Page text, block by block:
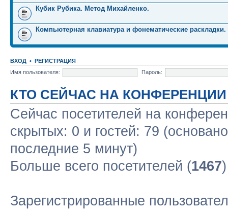
Кубик Рубика. Метод Михайленко.
Компьютерная клавиатура и фонематические раскладки.
ВХОД • РЕГИСТРАЦИЯ
Имя пользователя:
Пароль:
КТО СЕЙЧАС НА КОНФЕРЕНЦИИ
Сейчас посетителей на
скрытых: 0 и гостей: 79
последние 5 минут)
Больше всего посетителей (1467
Зарегистрированные